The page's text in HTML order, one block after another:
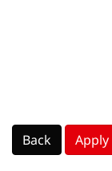
Back Apply